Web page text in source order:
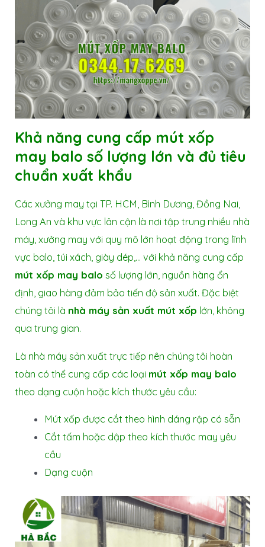
Khả năng cung cấp mút xốp
may balo số lượng lớn và đủ tiêu
chuẩn xuất khẩu
Các xưởng may tại TP. HCM, Bình Dương, Đồng Nai,
Long An và khu vực lân cận là nơi tập trung nhiều nhà
máy, xưởng may với quy mô lớn hoạt động trong lĩnh
vực balo, túi xách, giày dép,… với khả năng cung cấp
mút xốp may balo số lượng lớn, nguồn hàng ổn
định, giao hàng đảm bảo tiến độ sản xuất. Đặc biệt
chúng tôi là nhà máy sản xuất mút xốp lớn, không
qua trung gian.
Là nhà máy sản xuất trực tiếp nên chúng tôi hoàn
toàn có thể cung cấp các loại mút xốp may balo
theo dạng cuộn hoặc kích thước yêu cầu:
Mút xốp được cắt theo hình dáng rập có sẵn
Cắt tấm hoặc dập theo kích thước may yêu
cầu
Dạng cuộn